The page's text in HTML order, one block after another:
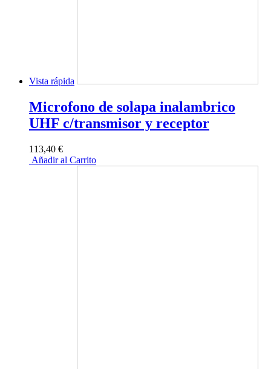
Vista rápida
Microfono de solapa inalambrico
UHF c/transmisor y receptor
113,40 €
Añadir al Carrito